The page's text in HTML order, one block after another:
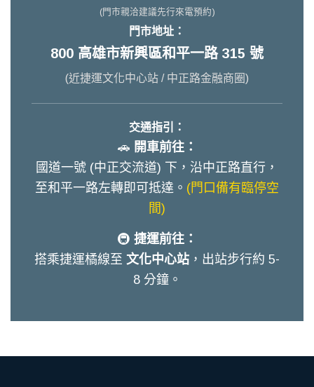
(門市親洽建議先行來電預約)
門市地址：
800 高雄市新興區和平一路 315 號
(近捷運文化中心站 / 中正路金融商圈)
交通指引：
🚗 開車前往：
國道一號 (中正交流道) 下，沿中正路直行，
至和平一路左轉即可抵達。 (門口備有臨停空
間)
🚇 捷運前往：
搭乘捷運橘線至 文化中心站 ，出站步行約 5-
8 分鐘。